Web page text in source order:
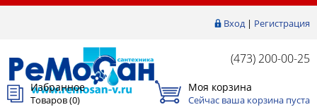
Вход| Регистрация
(473) 200-00-25
Избранное
Товаров (0)
Моя корзина
Сейчас ваша корзина пуста